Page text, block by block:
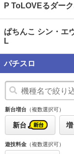
P ToLOVEるダー
ぱちんこ シン・エ
L
パチスロ
新台増台 （複数選択可）
新台 増
遊技料金 （複数選択可）